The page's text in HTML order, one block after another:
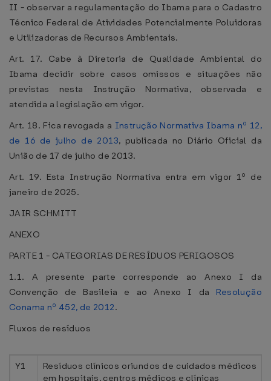
II - observar a regulamentação do Ibama para o Cadastro
Técnico Federal de Atividades Potencialmente Poluidoras
e Utilizadoras de Recursos Ambientais.
Art. 17. Cabe à Diretoria de Qualidade Ambiental do
Ibama decidir sobre casos omissos e situações não
previstas nesta Instrução Normativa, observada e
atendida a legislação em vigor.
Art. 18. Fica revogada a Instrução Normativa Ibama nº 12,
de 16 de julho de 2013, publicada no Diário Oficial da
União de 17 de julho de 2013.
Art. 19. Esta Instrução Normativa entra em vigor 1º de
janeiro de 2025.
JAIR SCHMITT
ANEXO
PARTE 1 - CATEGORIAS DE RESÍDUOS PERIGOSOS
1.1. A presente parte corresponde ao Anexo I da
Convenção de Basileia e ao Anexo I da Resolução
Conama nº 452, de 2012.
Fluxos de resíduos
Y1
Resíduos clínicos oriundos de cuidados médicos
em hospitais, centros médicos e clínicas